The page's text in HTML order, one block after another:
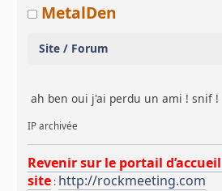
MetalDen
Site / Forum
ah ben oui j'ai perdu un ami ! snif !
IP archivée
Revenir sur le portail
site : http://rockmeeting.com